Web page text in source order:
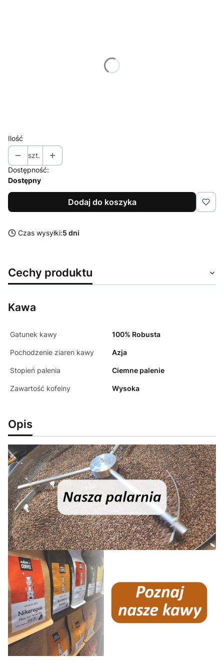
Ilość
szt.
Dostępność:
Dostępny
Dodaj do koszyka
Czas wysyłki:5 dni
Cechy produktu
Kawa
Gatunek kawy 100% Robusta
Pochodzenie ziaren kawy Azja
Stopień palenia Ciemne palenie
Zawartość kofeiny Wysoka
Opis